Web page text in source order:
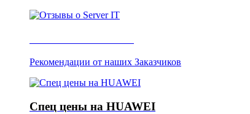
Рекомендации от наших Заказчиков
Спец цены на HUAWEI